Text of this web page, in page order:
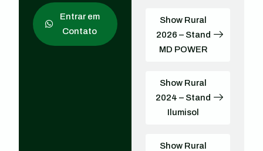
Entrar em
Contato
Show Rural
2026 – Stand
MD POWER
Show Rural
2024 – Stand
Ilumisol
Show Rural